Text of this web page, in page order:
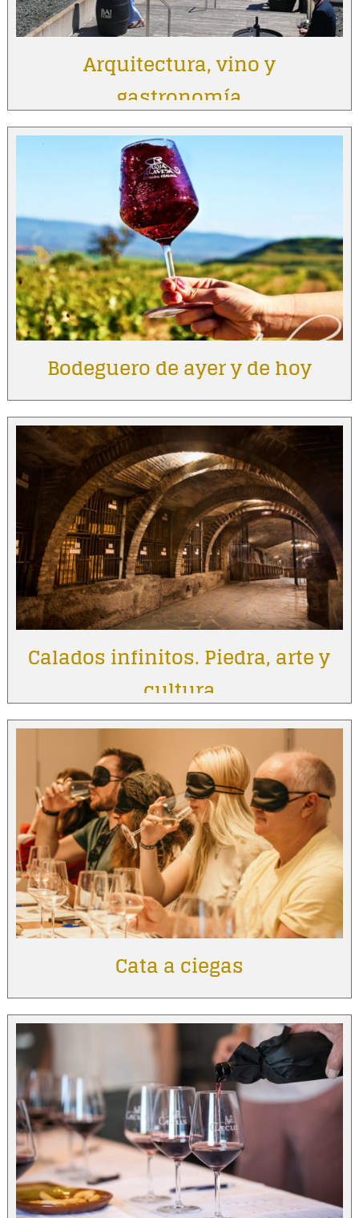
Arquitectura, vino y
gastronomía
Bodeguero de ayer y de hoy
Calados infinitos. Piedra, arte y
cultura
Cata a ciegas